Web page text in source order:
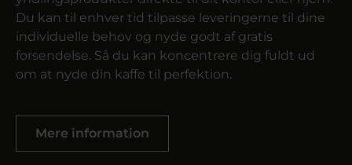
Du kan til enhver tid tilpasse leveringerne til dine
individuelle behov og nyde godt af gratis
forsendelse. Så du kan koncentrere dig fuldt ud
om at nyde din kaffe til perfektion.
Mere information